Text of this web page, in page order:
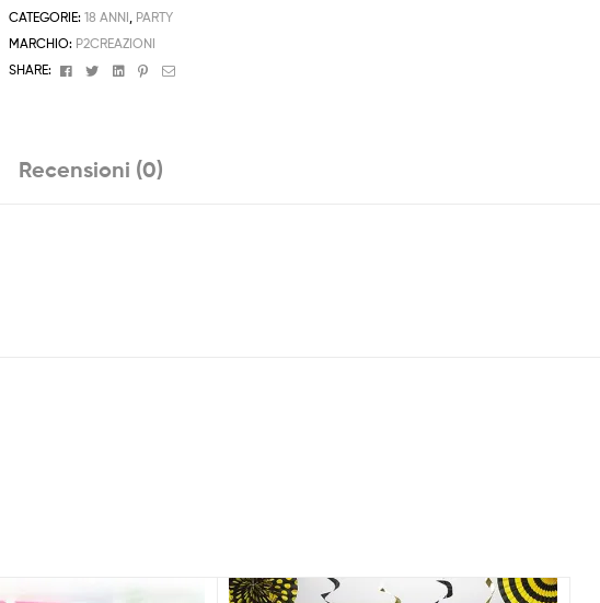
Compleanno
1pz
CATEGORIE:18 ANNI PARTY
MARCHIO: P2CREAZIONI
SHARE:
FacebookTwitterLinkedinPinterest
Email
Recensioni (0)